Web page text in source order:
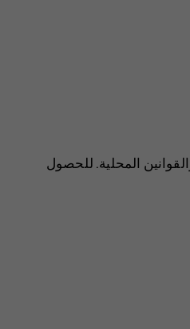
المحلية. للحصول